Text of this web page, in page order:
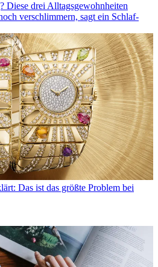
Diese drei Alltagsgewohnheiten
verschlimmern, sagt ein Schlaf-
Das ist das größte Problem bei